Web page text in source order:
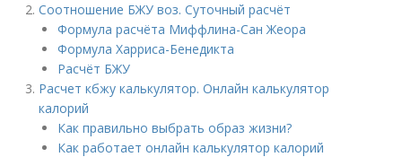
Соотношение БЖУ воз. Суточный расчёт
Формула расчёта Миффлина-Сан Жеора
Формула Харриса-Бенедикта
Расчёт БЖУ
Расчет кбжу калькулятор. Онлайн калькулятор
калорий
Как правильно выбрать образ жизни?
Как работает онлайн калькулятор калорий